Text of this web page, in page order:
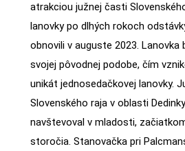
atrakciou južnej časti
lanovky po dlhých rokoch
obnovili v auguste 2023. Lanovka
svojej pôvodnej podobe, čím
unikát jednosedačkovej lanovky.
Slovenského raja v oblasti
navštevoval v mladosti,
storočia. Stanovačka pri